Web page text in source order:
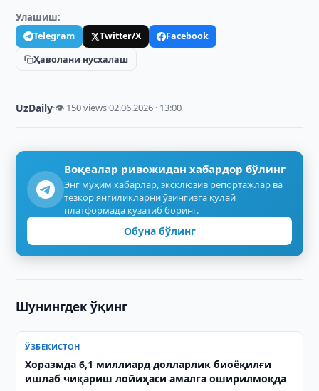
Улашиш:
Telegram Twitter/X
Facebook
Ҳаволани нусхалаш
UzDaily·👁 150 views·02.06.2026 · 13:00
Воқеалар ривожидан хабардор бўлинг
Энг муҳим хабарлар, эксклюзив репортажлар ва
тезкор янгиликларни ўзингизга қулай
платформада кузатиб боринг.
Обуна бўлинг
Шунингдек ўқинг
ЎЗБЕКИСТОН
Хоразмда 6,1 миллиард долларлик биоёқилғи
ишлаб чиқариш лойиҳаси амалга оширилмоқда